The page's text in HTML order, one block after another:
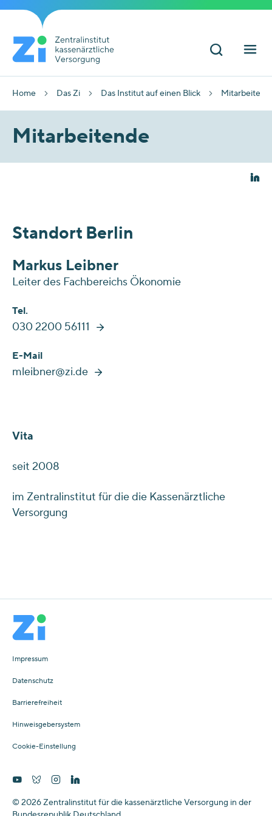
Home Das Zi Das Institut auf einen Blick
Mitarbeitende
Standort Berlin
Markus Leibner
Leiter des Fachbereichs Ökonomie
Tel.
030 2200 56111
E-Mail
mleibner@zi.de
Vita
seit 2008
im Zentralinstitut für die die Kassenärztliche
Versorgung
Impressum
Datenschutz
Barrierefreiheit
Hinweisgebersystem
Cookie-Einstellung
© 2026 Zentralinstitut für die kassenärztliche Versorgung in der